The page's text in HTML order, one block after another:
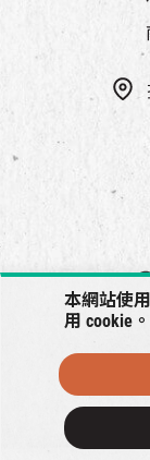
本網站使
用 cookie
©